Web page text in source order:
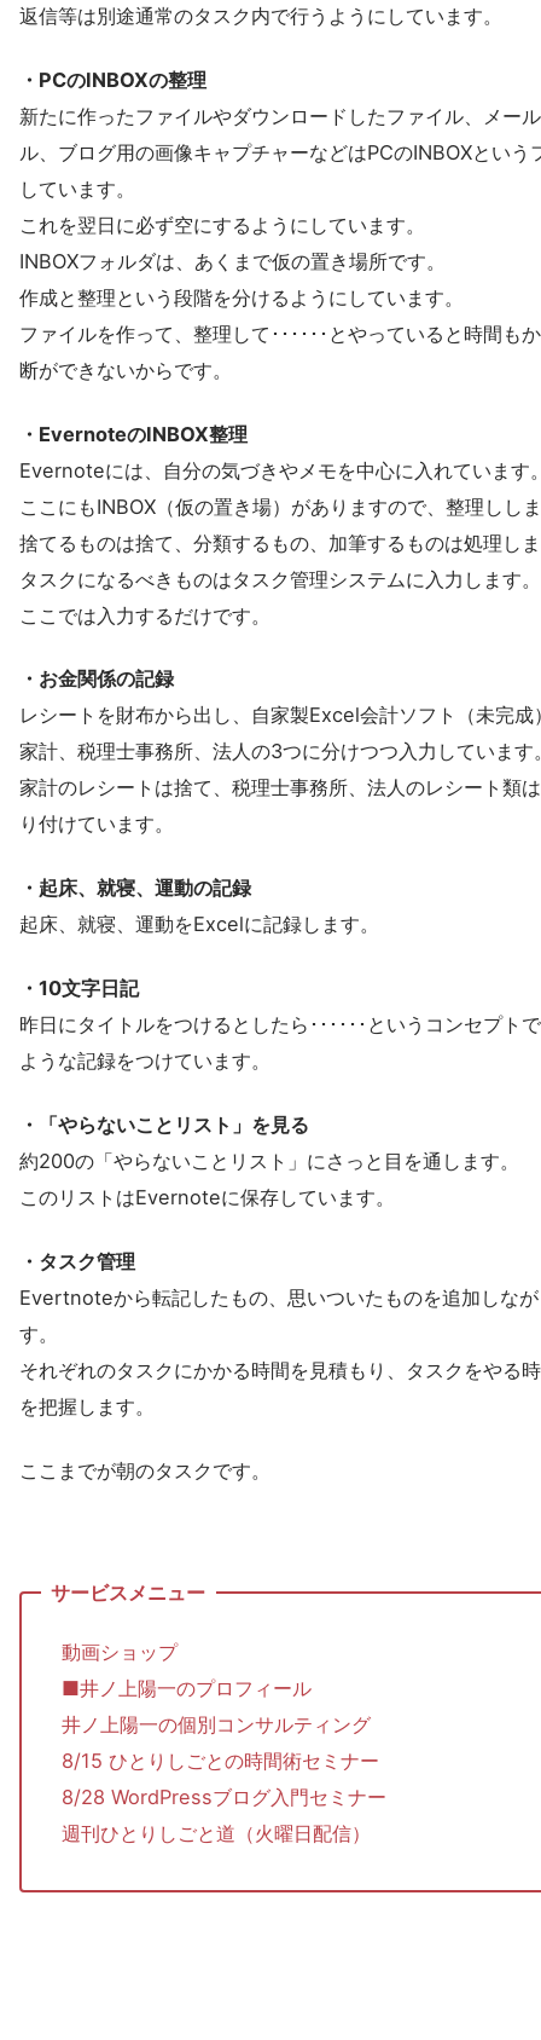
返信等は別途通常のタスク内で行うようにしています。
・PCのINBOXの整理
新たに作ったファイルやダウンロードしたファイル、メー
ル、ブログ用の画像キャプチャーなどはPCのINBOXという
しています。
これを翌日に必ず空にするようにしています。
INBOXフォルダは、あくまで仮の置き場所です。
作成と整理という段階を分けるようにしています。
ファイルを作って、整理して･･････とやっていると時間も
断ができないからです。
・EvernoteのINBOX整理
Evernoteには、自分の気づきやメモを中心に入れています
ここにもINBOX（仮の置き場）がありますので、整理しし
捨てるものは捨て、分類するもの、加筆するものは処理し
タスクになるべきものはタスク管理システムに入力します。
ここでは入力するだけです。
・お金関係の記録
レシートを財布から出し、自家製Excel会計ソフト（未完
家計、税理士事務所、法人の3つに分けつつ入力しています
家計のレシートは捨て、税理士事務所、法人のレシート類
り付けています。
・起床、就寝、運動の記録
起床、就寝、運動をExcelに記録します。
・10文字日記
昨日にタイトルをつけるとしたら･･････というコンセプト
ような記録をつけています。
・「やらないことリスト」を見る
約200の「やらないことリスト」にさっと目を通します。
このリストはEvernoteに保存しています。
・タスク管理
Evertnoteから転記したもの、思いついたものを追加しな
す。
それぞれのタスクにかかる時間を見積もり、タスクをやる
を把握します。
ここまでが朝のタスクです。
動画ショップ
■井ノ上陽一のプロフィール
井ノ上陽一の個別コンサルティング
8/15 ひとりしごとの時間術セミナー
8/28 WordPressブログ入門セミナー
週刊ひとりしごと道（火曜日配信）